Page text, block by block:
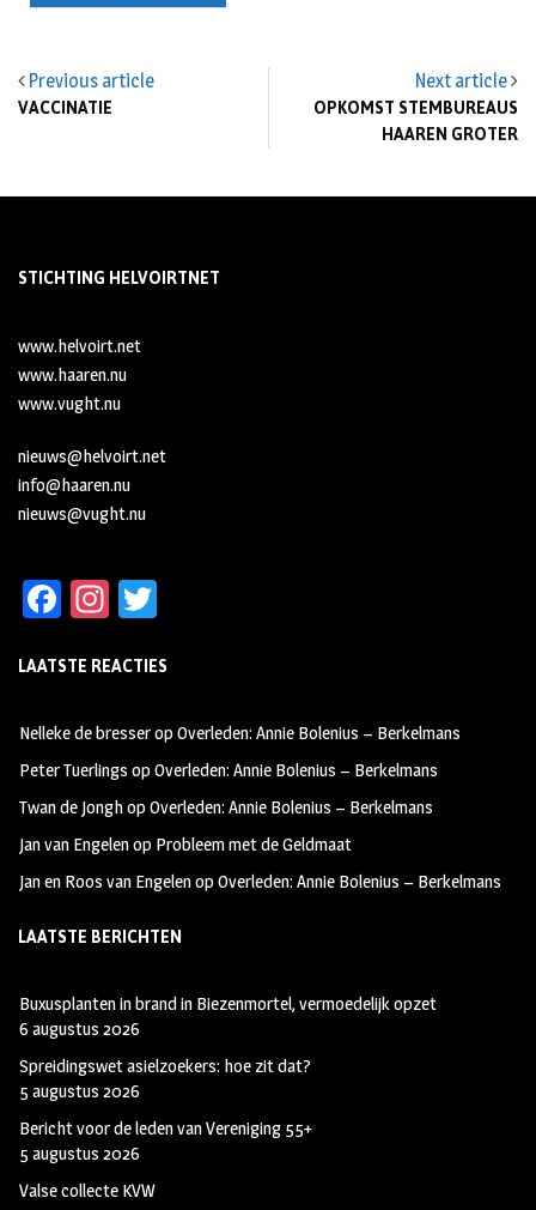
Previous article
VACCINATIE
Next article
OPKOMST STEMBUREAUS
HAAREN GROTER
STICHTING HELVOIRTNET
www.helvoirt.net
www.haaren.nu
www.vught.nu
nieuws@helvoirt.net
info@haaren.nu
nieuws@vught.nu
Fa
b
oo
k
In
ag
m
tt
LAATSTE REACTIES
Nelleke de bresseropOverleden: Annie Bolenius – Berkelmans
Peter Tuerlings opOverleden: Annie Bolenius – Berkelmans
Twan de JonghopOverleden: Annie Bolenius – Berkelmans
Jan van Engelenop Probleem met de Geldmaat
Jan en Roos van EngelenopOverleden: Annie Bolenius – Berkelmans
LAATSTE BERICHTEN
Buxusplanten in brand in Biezenmortel, vermoedelijk opzet
6 augustus 2026
Spreidingswet asielzoekers: hoe zit dat?
5 augustus 2026
Bericht voor de leden van Vereniging 55+
5 augustus 2026
Valse collecte KVW